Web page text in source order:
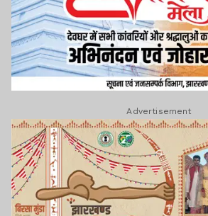
Advertisement